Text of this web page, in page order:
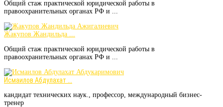
Общий стаж практической юридической работы в
правоохранительных органах РФ и ...
Жакупов Жандильда ...
Общий стаж практической юридической работы в
правоохранительных органах РФ и ...
Исмаилов Абдулахат ...
кандидат технических наук., профессор, международный бизнес-
тренер